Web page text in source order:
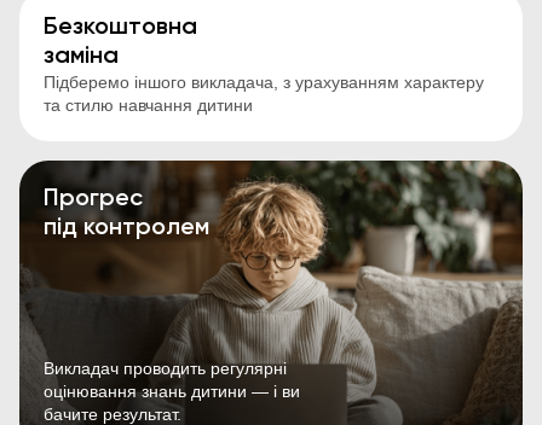
Безкоштовна
заміна
Підберемо іншого викладача, з урахуванням характеру
та стилю навчання дитини
Прогрес
під контролем
Викладач проводить регулярні
оцінювання знань дитини — і ви
бачите результат.